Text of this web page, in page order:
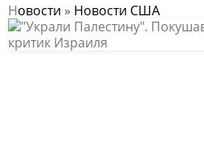
Новости » Новости США